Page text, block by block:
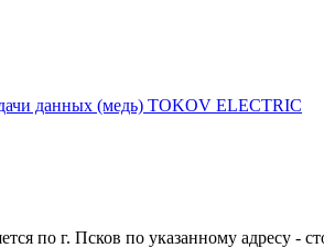
данных (медь) TOKOV ELECTRIC
по г. Псков по указанному адресу -